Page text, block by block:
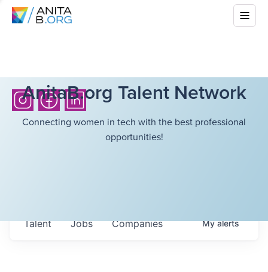
AnitaB.org Talent Network
Connecting women in tech with the best professional
opportunities!
Jobs Companies
Talent Myalerts